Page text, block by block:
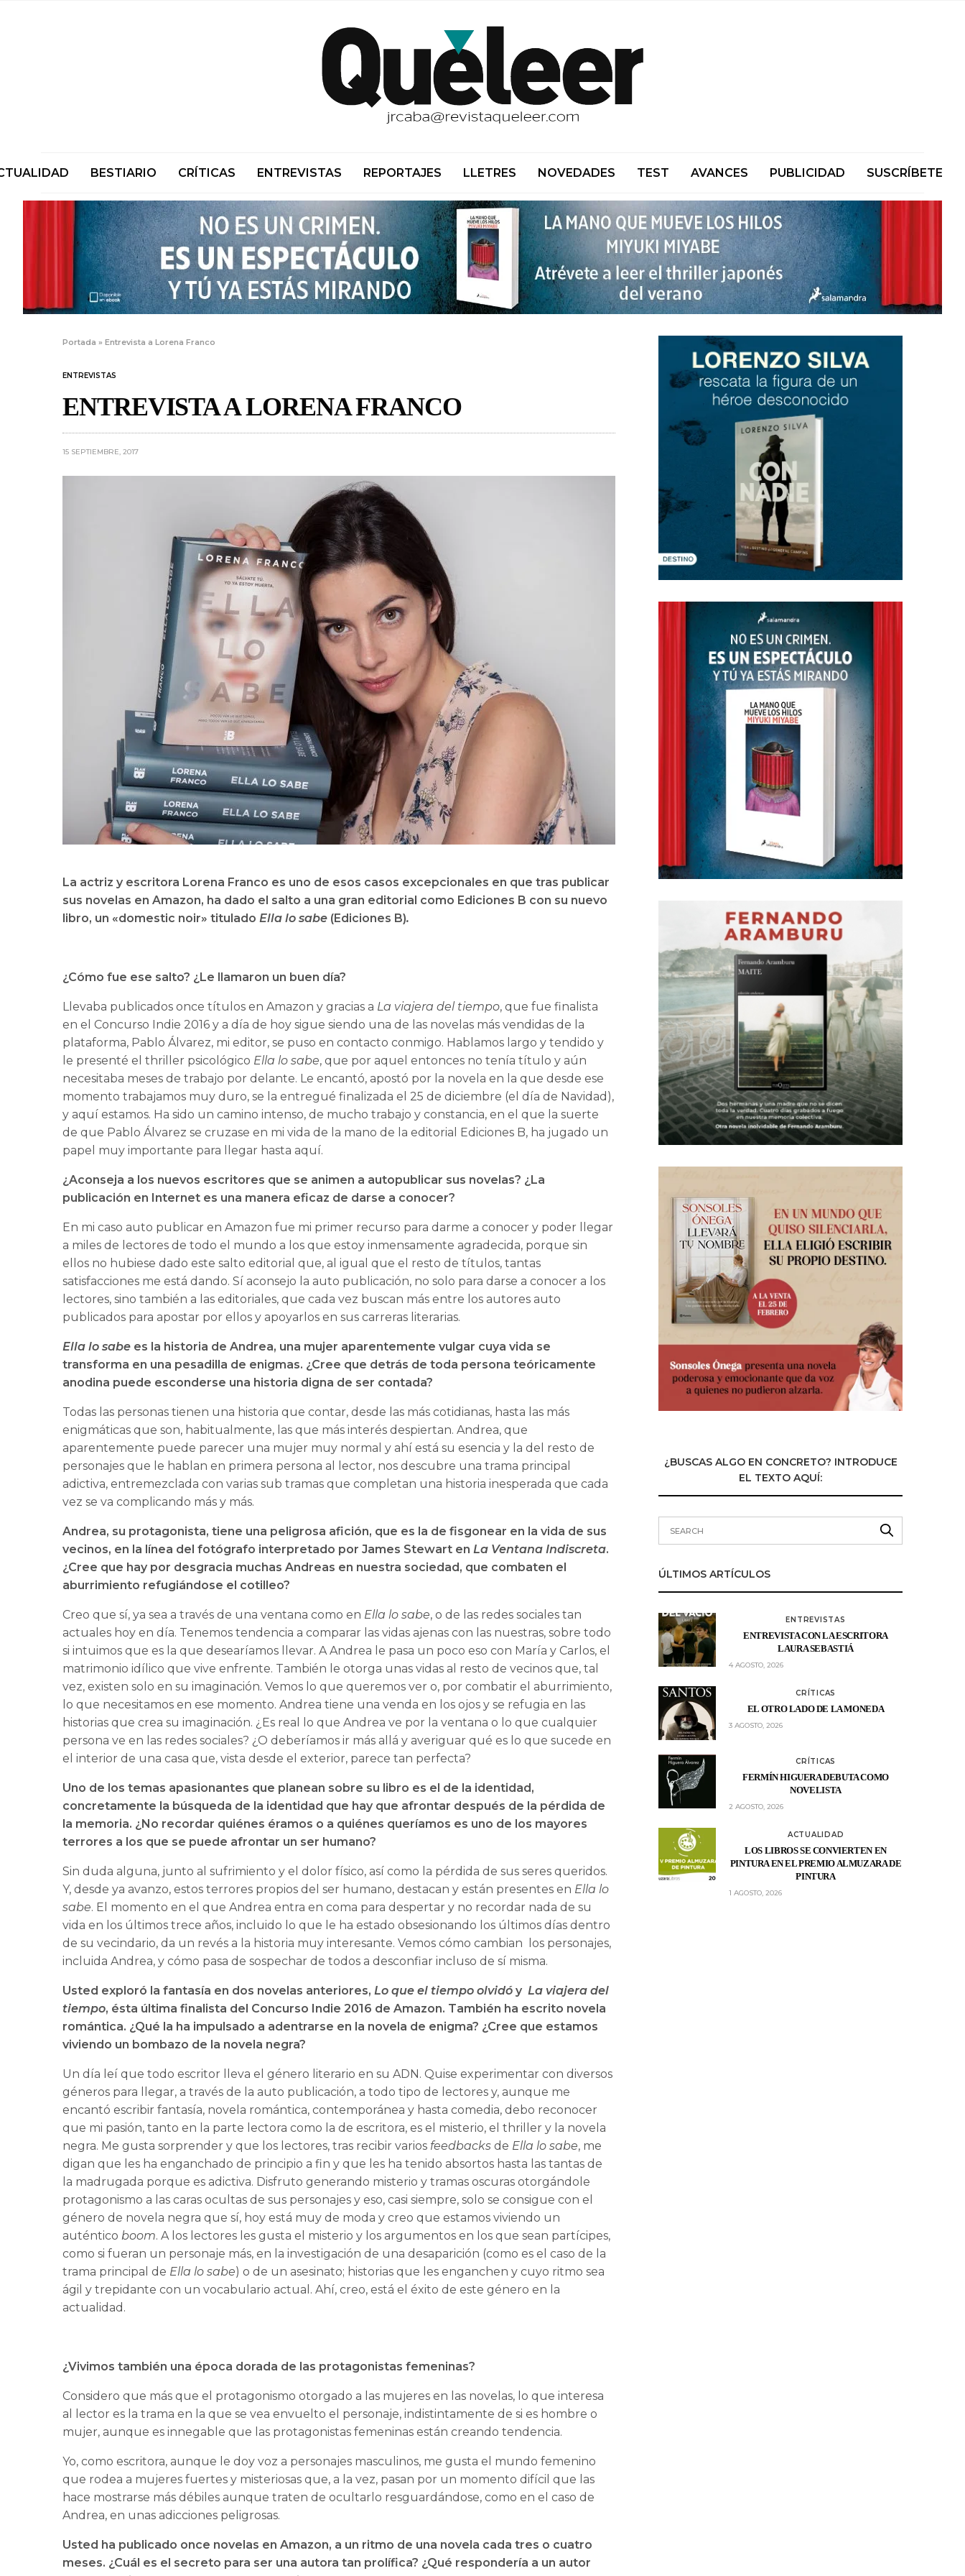
BESTIARIO CRÍTICAS ENTREVISTAS REPORTAJES LLETRES NOVEDADES TEST AVANCES PUBLICIDAD SUSCRÍBETE
Portada »Entrevista a Lorena Franco
ENTREVISTAS
ENTREVISTA A LORENA FRANCO
15 SEPTIEMBRE, 2017
La actriz y escritora Lorena Franco es uno de esos casos excepcionales en que tras publicar
sus novelas en Amazon, ha dado el salto a una gran editorial como Ediciones B con su nuevo
libro, un «domestic noir» tituladoElla lo sabe (Ediciones B).
¿Cómo fue ese salto? ¿Le llamaron un buen día?
Llevaba publicados once títulos en Amazon y gracias a La viajera del tiempo, que fue finalista
en el Concurso Indie 2016 y a día de hoy sigue siendo una de las novelas más vendidas de la
plataforma, Pablo Álvarez, mi editor, se puso en contacto conmigo. Hablamos largo y tendido y
le presenté el thriller psicológico Ella lo sabe, que por aquel entonces no tenía título y aún
necesitaba meses de trabajo por delante. Le encantó, apostó por la novela en la que desde ese
momento trabajamos muy duro, se la entregué finalizada el 25 de diciembre (el día de Navidad),
y aquí estamos. Ha sido un camino intenso, de mucho trabajo y constancia, en el que la suerte
de que Pablo Álvarez se cruzase en mi vida de la mano de la editorial Ediciones B, ha jugado un
papel muy importante para llegar hasta aquí.
¿Aconseja a los nuevos escritores que se animen a autopublicar sus novelas? ¿La
publicación en Internet es una manera eficaz de darse a conocer?
En mi caso auto publicar en Amazon fue mi primer recurso para darme a conocer y poder llegar
a miles de lectores de todo el mundo a los que estoy inmensamente agradecida, porque sin
ellos no hubiese dado este salto editorial que, al igual que el resto de títulos, tantas
satisfacciones me está dando. Sí aconsejo la auto publicación, no solo para darse a conocer a los
lectores, sino también a las editoriales, que cada vez buscan más entre los autores auto
publicados para apostar por ellos y apoyarlos en sus carreras literarias.
Ella lo sabe es la historia de Andrea, una mujer aparentemente vulgar cuya vida se
transforma en una pesadilla de enigmas. ¿Cree que detrás de toda persona teóricamente
anodina puede esconderse una historia digna de ser contada?
Todas las personas tienen una historia que contar, desde las más cotidianas, hasta las más
enigmáticas que son, habitualmente, las que más interés despiertan. Andrea, que
aparentemente puede parecer una mujer muy normal y ahí está su esencia y la del resto de
personajes que le hablan en primera persona al lector, nos descubre una trama principal
adictiva, entremezclada con varias sub tramas que completan una historia inesperada que cada
vez se va complicando más y más.
Andrea, su protagonista, tiene una peligrosa afición, que es la de fisgonear en la vida de sus
vecinos, en la línea del fotógrafo interpretado por James Stewart enLa Ventana Indiscreta.
¿Cree que hay por desgracia muchas Andreas en nuestra sociedad, que combaten el
aburrimiento refugiándose el cotilleo?
Creo que sí, ya sea a través de una ventana como en Ella lo sabe, o de las redes sociales tan
actuales hoy en día. Tenemos tendencia a comparar las vidas ajenas con las nuestras, sobre todo
si intuimos que es la que desearíamos llevar. A Andrea le pasa un poco eso con María y Carlos, el
matrimonio idílico que vive enfrente. También le otorga unas vidas al resto de vecinos que, tal
vez, existen solo en su imaginación. Vemos lo que queremos ver o, por combatir el aburrimiento,
lo que necesitamos en ese momento. Andrea tiene una venda en los ojos y se refugia en las
historias que crea su imaginación. ¿Es real lo que Andrea ve por la ventana o lo que cualquier
persona ve en las redes sociales? ¿O deberíamos ir más allá y averiguar qué es lo que sucede en
el interior de una casa que, vista desde el exterior, parece tan perfecta?
Uno de los temas apasionantes que planean sobre su libro es el de la identidad,
concretamente la búsqueda de la identidad que hay que afrontar después de la pérdida de
la memoria. ¿No recordar quiénes éramos o a quiénes queríamos es uno de los mayores
terrores a los que se puede afrontar un ser humano?
Sin duda alguna, junto al sufrimiento y el dolor físico, así como la pérdida de sus seres queridos.
Y, desde ya avanzo, estos terrores propios del ser humano, destacan y están presentes en Ella lo
sabe. El momento en el que Andrea entra en coma para despertar y no recordar nada de su
vida en los últimos trece años, incluido lo que le ha estado obsesionando los últimos días dentro
de su vecindario, da un revés a la historia muy interesante. Vemos cómo cambian los personajes,
incluida Andrea, y cómo pasa de sospechar de todos a desconfiar incluso de sí misma.
Usted exploró la fantasía en dos novelas anteriores,Lo que el tiempo olvidó yLa viajera del
tiempo, ésta última finalista del Concurso Indie 2016 de Amazon. También ha escrito novela
romántica. ¿Qué la ha impulsado a adentrarse en la novela de enigma? ¿Cree que estamos
viviendo un bombazo de la novela negra?
Un día leí que todo escritor lleva el género literario en su ADN. Quise experimentar con diversos
géneros para llegar, a través de la auto publicación, a todo tipo de lectores y, aunque me
encantó escribir fantasía, novela romántica, contemporánea y hasta comedia, debo reconocer
que mi pasión, tanto en la parte lectora como la de escritora, es el misterio, el thriller y la novela
negra. Me gusta sorprender y que los lectores, tras recibir varios feedbacks de Ella lo sabe, me
digan que les ha enganchado de principio a fin y que les ha tenido absortos hasta las tantas de
la madrugada porque es adictiva. Disfruto generando misterio y tramas oscuras otorgándole
protagonismo a las caras ocultas de sus personajes y eso, casi siempre, solo se consigue con el
género de novela negra que sí, hoy está muy de moda y creo que estamos viviendo un
auténticoboom. A los lectores les gusta el misterio y los argumentos en los que sean partícipes,
como si fueran un personaje más, en la investigación de una desaparición (como es el caso de la
trama principal de Ella lo sabe) o de un asesinato; historias que les enganchen y cuyo ritmo sea
ágil y trepidante con un vocabulario actual. Ahí, creo, está el éxito de este género en la
actualidad.
¿Vivimos también una época dorada de las protagonistas femeninas?
Considero que más que el protagonismo otorgado a las mujeres en las novelas, lo que interesa
al lector es la trama en la que se vea envuelto el personaje, indistintamente de si es hombre o
mujer, aunque es innegable que las protagonistas femeninas están creando tendencia.
Yo, como escritora, aunque le doy voz a personajes masculinos, me gusta el mundo femenino
que rodea a mujeres fuertes y misteriosas que, a la vez, pasan por un momento difícil que las
hace mostrarse más débiles aunque traten de ocultarlo resguardándose, como en el caso de
Andrea, en unas adicciones peligrosas.
Usted ha publicado once novelas en Amazon, a un ritmo de una novela cada tres o cuatro
meses. ¿Cuál es el secreto para ser una autora tan prolífica? ¿Qué respondería a un autor
¿BUSCAS ALGO EN CONCRETO? INTRODUCE
EL TEXTO AQUÍ:
ÚLTIMOS ARTÍCULOS
ENTREVISTAS
ENTREVISTA CON LA ESCRITORA
LAURA SEBASTIÁ
4 AGOSTO, 2026
CRÍTICAS
EL OTRO LADO DE LA MONEDA
3 AGOSTO, 2026
CRÍTICAS
FERMÍN HIGUERA DEBUTA COMO
NOVELISTA
2 AGOSTO, 2026
ACTUALIDAD
LOS LIBROS SE CONVIERTEN EN
PINTURA EN EL PREMIO ALMUZARA DE
PINTURA
1 AGOSTO, 2026